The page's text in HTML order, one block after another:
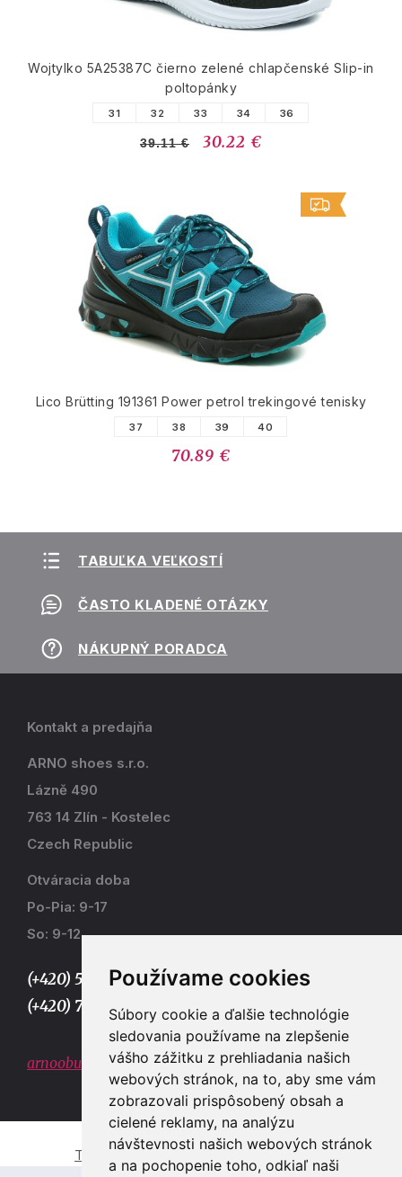
Používame cookies
Súbory cookie a ďalšie technológie
sledovania používame na zlepšenie
vášho zážitku z prehliadania našich
webových stránok, na to, aby sme vám
zobrazovali prispôsobený obsah a
cielené reklamy, na analýzu
návštevnosti našich webových stránok
a na pochopenie toho, odkiaľ naši
Wojtylko 5A25387C čierno zelené chlapčenské Slip-in
poltopánky
31 32 33 34 36
39.11 € 30.22 €
Lico Brütting 191361 Power petrol trekingové tenisky
37 38 39 40
70.89 €
TABUĽKA VEĽKOSTÍ
ČASTO KLADENÉ OTÁZKY
NÁKUPNÝ PORADCA
Kontakt a predajňa
ARNO shoes s.r.o.
Lázně 490
763 14 Zlín - Kostelec
Czech Republic
Otváracia doba
Po-Pia: 9-17
So: 9-12
(+420) 577 915 036,
(+420) 773 667 390
arnoobuv@gmail.com
Tvorba e-shopů a webových stránek Zlín